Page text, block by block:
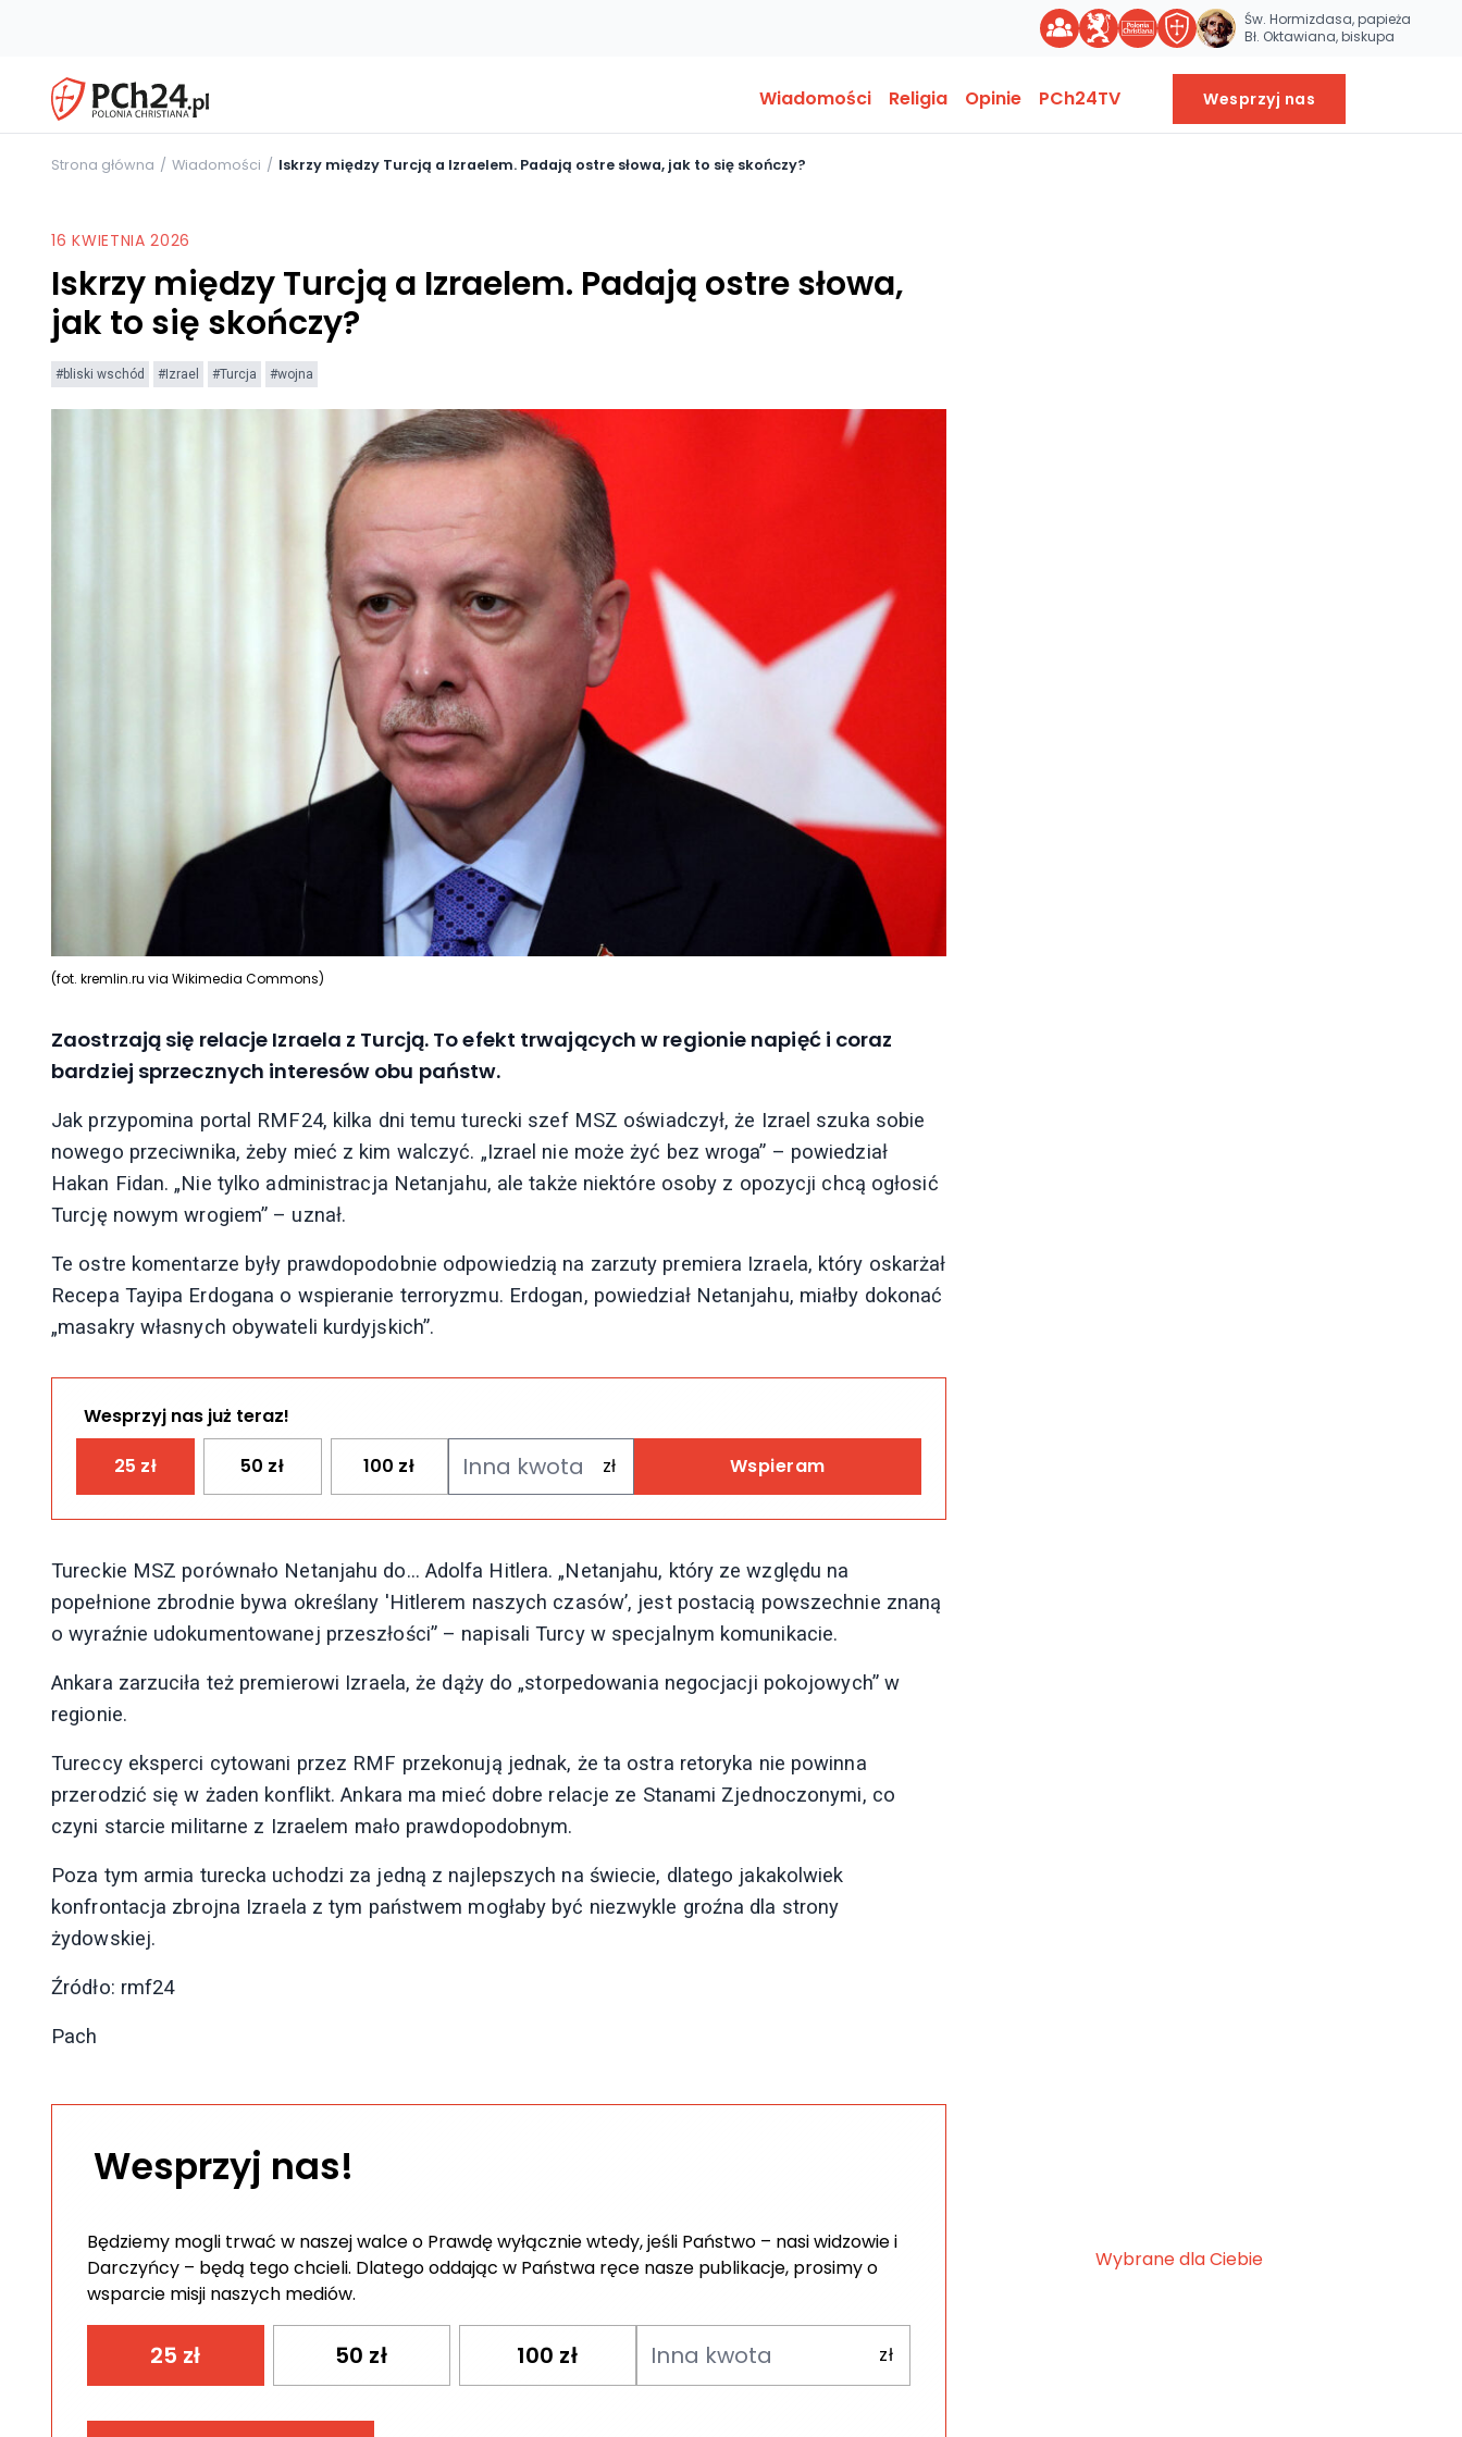
Św. Hormizdasa, papieża
Bł. Oktawiana, biskupa
Wiadomości Religia Opinie PCh24TV Wesprzyj nas
Strona główna Wiadomości Iskrzy między Turcją a Izraelem. Padają ostre słowa, jak to się skończy?
16 KWIETNIA 2026
Iskrzy między Turcją a Izraelem. Padają ostre słowa,
jak to się skończy?
#bliski wschód #Izrael #Turcja #wojna
(fot. kremlin.ru via Wikimedia Commons)
Zaostrzają się relacje Izraela z Turcją. To efekt trwających w regionie napięć i coraz
bardziej sprzecznych interesów obu państw.
Jak przypomina portal RMF24, kilka dni temu turecki szef MSZ oświadczył, że Izrael szuka sobie
nowego przeciwnika, żeby mieć z kim walczyć. „Izrael nie może żyć bez wroga” – powiedział
Hakan Fidan. „Nie tylko administracja Netanjahu, ale także niektóre osoby z opozycji chcą ogłosić
Turcję nowym wrogiem” – uznał.
Te ostre komentarze były prawdopodobnie odpowiedzią na zarzuty premiera Izraela, który oskarżał
Recepa Tayipa Erdogana o wspieranie terroryzmu. Erdogan, powiedział Netanjahu, miałby dokonać
„masakry własnych obywateli kurdyjskich”.
Wesprzyj nas już teraz!
25 zł 50 zł 100 zł Wspieram
Tureckie MSZ porównało Netanjahu do… Adolfa Hitlera. „Netanjahu, który ze względu na
popełnione zbrodnie bywa określany 'Hitlerem naszych czasów’, jest postacią powszechnie znaną
o wyraźnie udokumentowanej przeszłości” – napisali Turcy w specjalnym komunikacie.
Ankara zarzuciła też premierowi Izraela, że dąży do „storpedowania negocjacji pokojowych” w
regionie.
Tureccy eksperci cytowani przez RMF przekonują jednak, że ta ostra retoryka nie powinna
przerodzić się w żaden konflikt. Ankara ma mieć dobre relacje ze Stanami Zjednoczonymi, co
czyni starcie militarne z Izraelem mało prawdopodobnym.
Poza tym armia turecka uchodzi za jedną z najlepszych na świecie, dlatego jakakolwiek
konfrontacja zbrojna Izraela z tym państwem mogłaby być niezwykle groźna dla strony
żydowskiej.
Źródło: rmf24
Pach
Wesprzyj nas!
Będziemy mogli trwać w naszej walce o Prawdę wyłącznie wtedy, jeśli Państwo – nasi widzowie i
Darczyńcy – będą tego chcieli. Dlatego oddając w Państwa ręce nasze publikacje, prosimy o
wsparcie misji naszych mediów.
25 zł 50 zł 100 zł
Wybrane dla Ciebie